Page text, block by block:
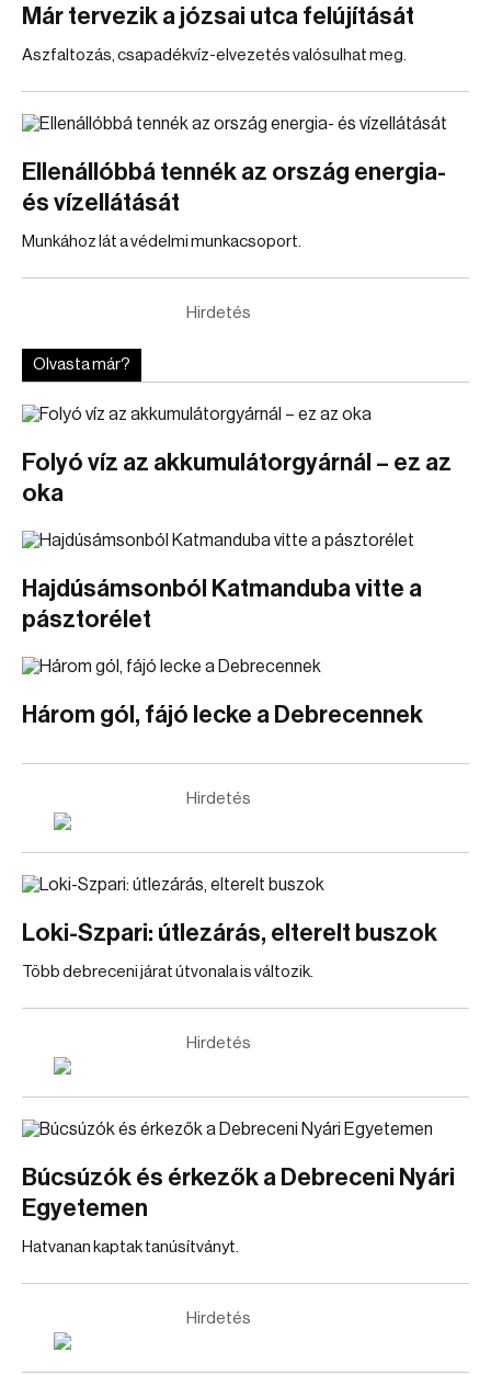
Már tervezik a józsai utca felújítását
Aszfaltozás, csapadékvíz-elvezetés valósulhat meg.
Ellenállóbbá tennék az ország energia-
és vízellátását
Munkához lát a védelmi munkacsoport.
Hirdetés
Olvasta már?
Folyó víz az akkumulátorgyárnál – ez az
oka
Hajdúsámsonból Katmanduba vitte a
pásztorélet
Három gól, fájó lecke a Debrecennek
Hirdetés
Loki-Szpari: útlezárás, elterelt buszok
Több debreceni járat útvonala is változik.
Hirdetés
Búcsúzók és érkezők a Debreceni Nyári
Egyetemen
Hatvanan kaptak tanúsítványt.
Hirdetés